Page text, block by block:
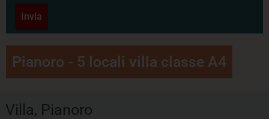
Invia
Pianoro - 5 locali villa classe A4
Villa, Pianoro